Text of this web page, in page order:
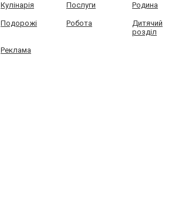
Кулінарія Послуги Родина
Подорожі Робота
Дитячий
розділ
Реклама